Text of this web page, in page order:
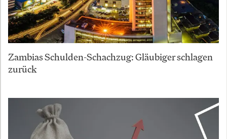
Zambias Schulden-Schachzug: Gläubiger schlagen
zurück